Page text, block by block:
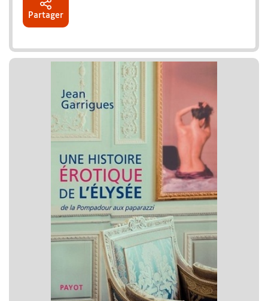
Partager